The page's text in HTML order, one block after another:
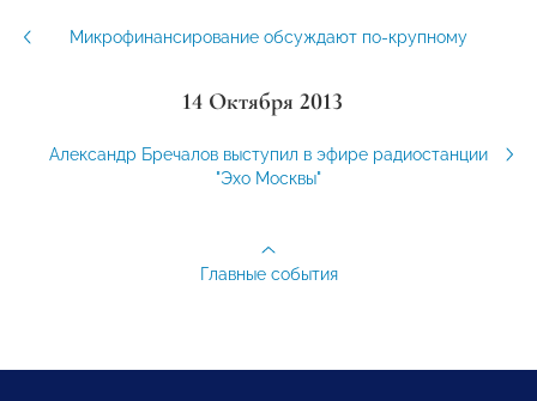
Микрофинансирование обсуждают по-крупному
14 Октября 2013
Александр Бречалов выступил в эфире радиостанции
"Эхо Москвы"
Главные события